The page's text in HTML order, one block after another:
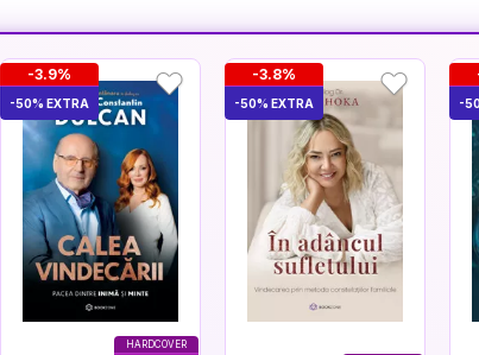
HARDCOVER
-3.9%
-50% EXTRA
-3.8%
-50% EXTRA -